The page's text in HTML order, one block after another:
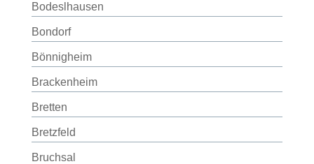
Bodeslhausen
Bondorf
Bönnigheim
Brackenheim
Bretten
Bretzfeld
Bruchsal